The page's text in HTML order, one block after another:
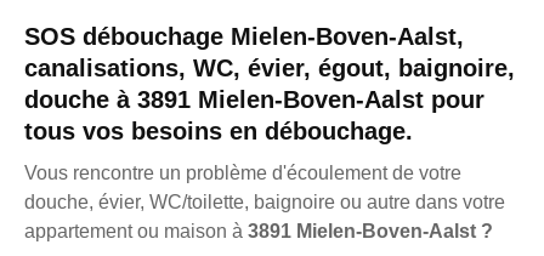
SOS débouchage Mielen-Boven-Aalst,
canalisations, WC, évier, égout, baignoire,
douche à 3891 Mielen-Boven-Aalst pour
tous vos besoins en débouchage.
Vous rencontre un problème d'écoulement de votre
douche, évier, WC/toilette, baignoire ou autre dans votre
appartement ou maison à 3891 Mielen-Boven-Aalst ?